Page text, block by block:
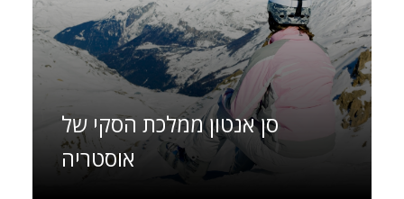
סן אנטון ממלכת הסקי של
אוסטריה